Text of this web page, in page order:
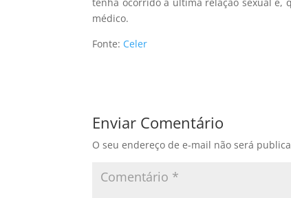
médico.
Fonte: Celer
Enviar Comentário
O seu endereço de e-mail não será